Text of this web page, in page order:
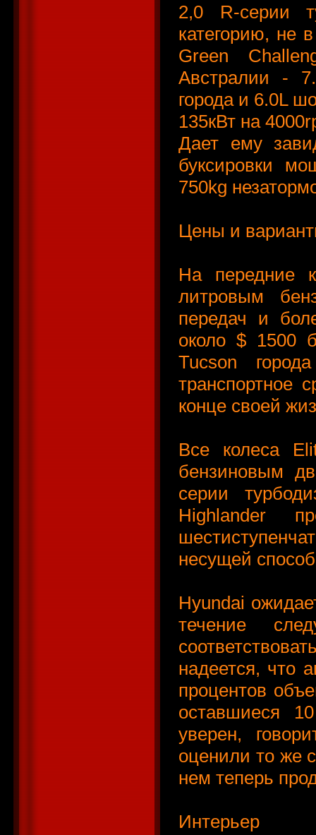
2,0 R-серии
категорию, не
Green
Австралии -
города и 6.0L
135кВт на
Дает ему
буксировки
750kg
Цены и
На передние
литровым
передач и
около $ 1500
Tucson
транспортное
конце своей
Все колеса
бензиновым
серии
Highlander
несущей
Hyundai
течение
надеется, что
процентов
оставшиеся
уверен,
оценили то же
нем теперь
Интерьер